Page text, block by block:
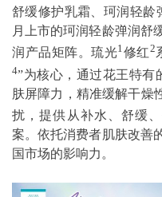
舒缓修护乳霜、珂润轻龄
月上市的珂润轻龄弹润舒
润产品矩阵。琉光1 修红2
4”为核心，通过花王特有
肤屏障力，精准缓解干燥
扰，提供从补水、舒缓
案。依托消费者肌肤改善
国市场的影响力。